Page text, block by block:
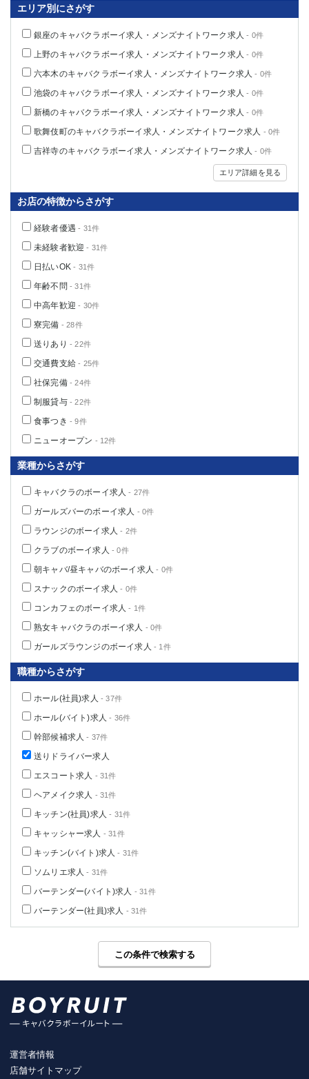
エリア別にさがす
銀座のキャバクラボーイ求人・メンズナイトワーク求人 - 0件
上野のキャバクラボーイ求人・メンズナイトワーク求人 - 0件
六本木のキャバクラボーイ求人・メンズナイトワーク求人 - 0件
池袋のキャバクラボーイ求人・メンズナイトワーク求人 - 0件
新橋のキャバクラボーイ求人・メンズナイトワーク求人 - 0件
歌舞伎町のキャバクラボーイ求人・メンズナイトワーク求人 - 0件
吉祥寺のキャバクラボーイ求人・メンズナイトワーク求人 - 0件
エリア詳細を見る
お店の特徴からさがす
経験者優遇 - 31件
未経験者歓迎 - 31件
日払いOK - 31件
年齢不問 - 31件
中高年歓迎 - 30件
寮完備 - 28件
送りあり - 22件
交通費支給 - 25件
社保完備- 24件
制服貸与- 22件
食事つき - 9件
ニューオープン - 12件
業種からさがす
キャバクラのボーイ求人 - 27件
ガールズバーのボーイ求人 - 0件
ラウンジのボーイ求人 - 2件
クラブのボーイ求人 - 0件
朝キャバ/昼キャバのボーイ求人 - 0件
スナックのボーイ求人 - 0件
コンカフェのボーイ求人 - 1件
熟女キャバクラのボーイ求人 - 0件
ガールズラウンジのボーイ求人 - 1件
職種からさがす
ホール(社員)求人 - 37件
ホール(バイト)求人 - 36件
幹部候補求人 - 37件
送りドライバー求人
エスコート求人 - 31件
ヘアメイク求人 - 31件
キッチン(社員)求人 - 31件
キャッシャー求人 - 31件
キッチン(バイト)求人 - 31件
ソムリエ求人 - 31件
バーテンダー(バイト)求人 - 31件
バーテンダー(社員)求人 - 31件
この条件で検索する
運営者情報
店舗サイトマップ